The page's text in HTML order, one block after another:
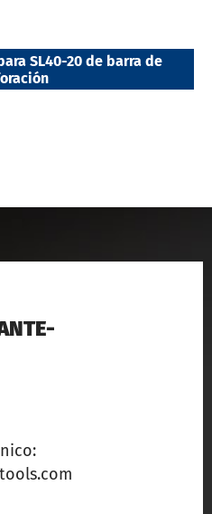
SL40-20 de barra de